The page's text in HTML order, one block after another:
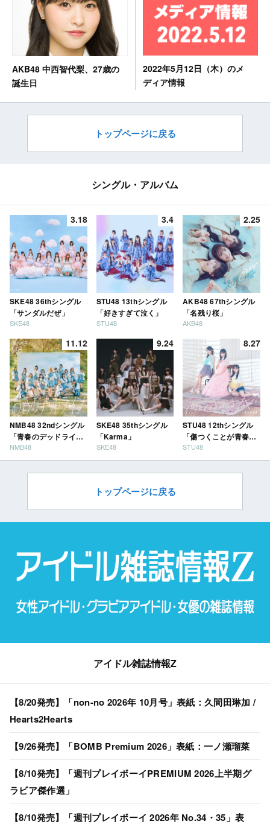
AKB48 中西智代梨、27歳の
誕生日
2022年5月12日（木）のメ
ディア情報
トップページに戻る
シングル・アルバム
3.18
SKE48 36thシングル
「サンダルだぜ」
SKE48
3.4
STU48 13thシングル
「好きすぎて泣く」
STU48
2.25
AKB48 67thシングル
「名残り桜」
AKB48
11.12
NMB48 32ndシングル
「青春のデッドライ
ン」
NMB48
9.24
SKE48 35thシングル
「Karma」
SKE48
8.27
STU48 12thシングル
「傷つくことが青春
だ」
STU48
トップページに戻る
アイドル雑誌情報Z
【8/20発売】「non-no 2026年 10月号」表紙：久間田琳加 /
Hearts2Hearts
【9/26発売】「BOMB Premium 2026」表紙：一ノ瀬瑠菜
【8/10発売】「週刊プレイボーイPREMIUM 2026上半期グ
ラビア傑作選」
【8/10発売】「週刊プレイボーイ 2026年 No.34・35」表